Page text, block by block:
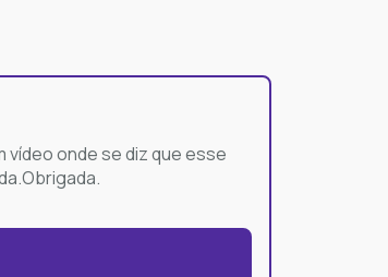
onde se diz que esse